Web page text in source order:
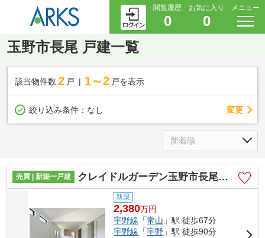
閲覧履歴
0
お気に入り
0
メニュー
玉野市長尾 戸建一覧
該当物件数 2 戸 1～2 戸を表示
絞り込み条件： なし 変更
売買 | 新築一戸建 クレイドルガーデン玉野市長尾第9 (全3棟)
新築
2,380万円
宇野線 「常山 」駅 徒歩67分
宇野線 「宇野 」駅 徒歩90分